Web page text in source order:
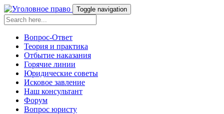
Toggle navigation
Вопрос-Ответ
Теория и практика
Отбытие наказания
Горячие линии
Юридические советы
Исковое завление
Наш консультант
Форум
Вопрос юристу